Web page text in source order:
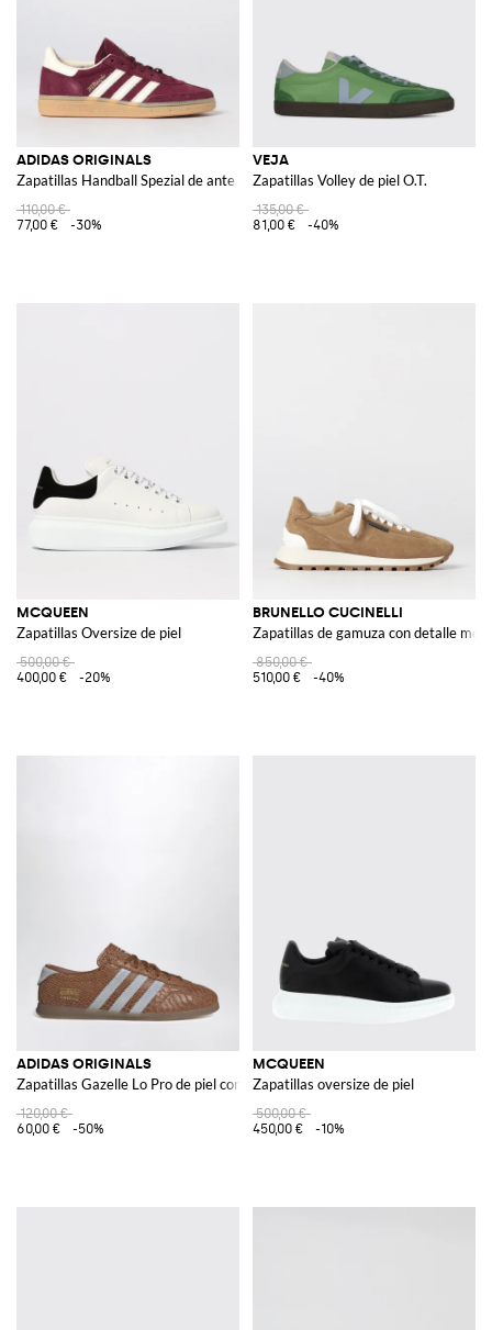
ADIDAS ORIGINALS
Zapatillas Handball Spezial de ante
110,00 €
77,00 €
-30%
VEJA
Zapatillas Volley de piel O.T.
135,00 €
81,00 €
-40%
MCQUEEN
Zapatillas Oversize de piel
500,00 €
400,00 €
-20%
BRUNELLO CUCINELLI
Zapatillas de gamuza con detalle
850,00 €
510,00 €
-40%
ADIDAS ORIGINALS
Zapatillas Gazelle Lo Pro de piel con estampado de pitón y logo
120,00 €
60,00 €
-50%
MCQUEEN
Zapatillas oversize de piel
500,00 €
450,00 €
-10%